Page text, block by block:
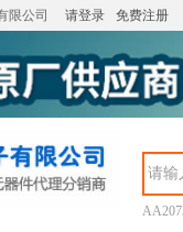
限公司 请登录 免费注册